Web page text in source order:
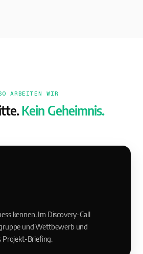
ARBEITEN WIR
Kein Geheimnis.
kennen. Im Discovery-Call
und Wettbewerb und
Projekt-Briefing.